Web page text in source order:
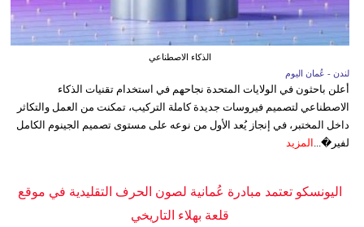
الذكاء الاصطناعي
لندن - عُمان اليوم
أعلن باحثون في الولايات المتحدة نجاحهم في استخدام تقنيات الذكاء
الاصطناعي لتصميم فيروسات جديدة كاملة التركيب، تمكنت من العمل والتكاثر
داخل المختبر، في إنجاز يُعد الأول من نوعه على مستوى تصميم الجينوم الكامل
لفير�...
المزيد
اليونسكو تعتمد مبادرة عُمانية لصون الحرف التقليدية في موقع
قلعة بهلاء التاريخي